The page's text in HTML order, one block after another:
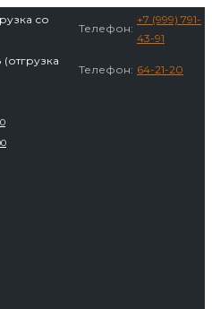
со
Телефон:
+7 (999) 791-
43-91
Телефон: 64-21-20